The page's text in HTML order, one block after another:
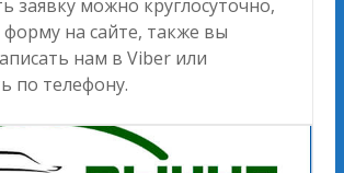
заявку можно круглосуточно,
на сайте, также вы
нам в Viber или
по телефону.